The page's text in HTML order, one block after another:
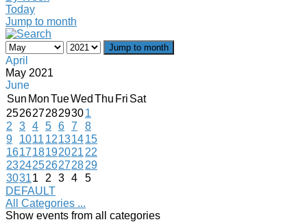
Today
Jump to month
Jump to month
April
May 2021
June
Sun MonTueWed Thu Fri Sat
2526272829301
2
3 4 5 6 7
8
9
1011 12131415
161718192021 22
23242526272829
30311 2 3 4
5
DEFAULT
All Categories ...
Show events from all categories